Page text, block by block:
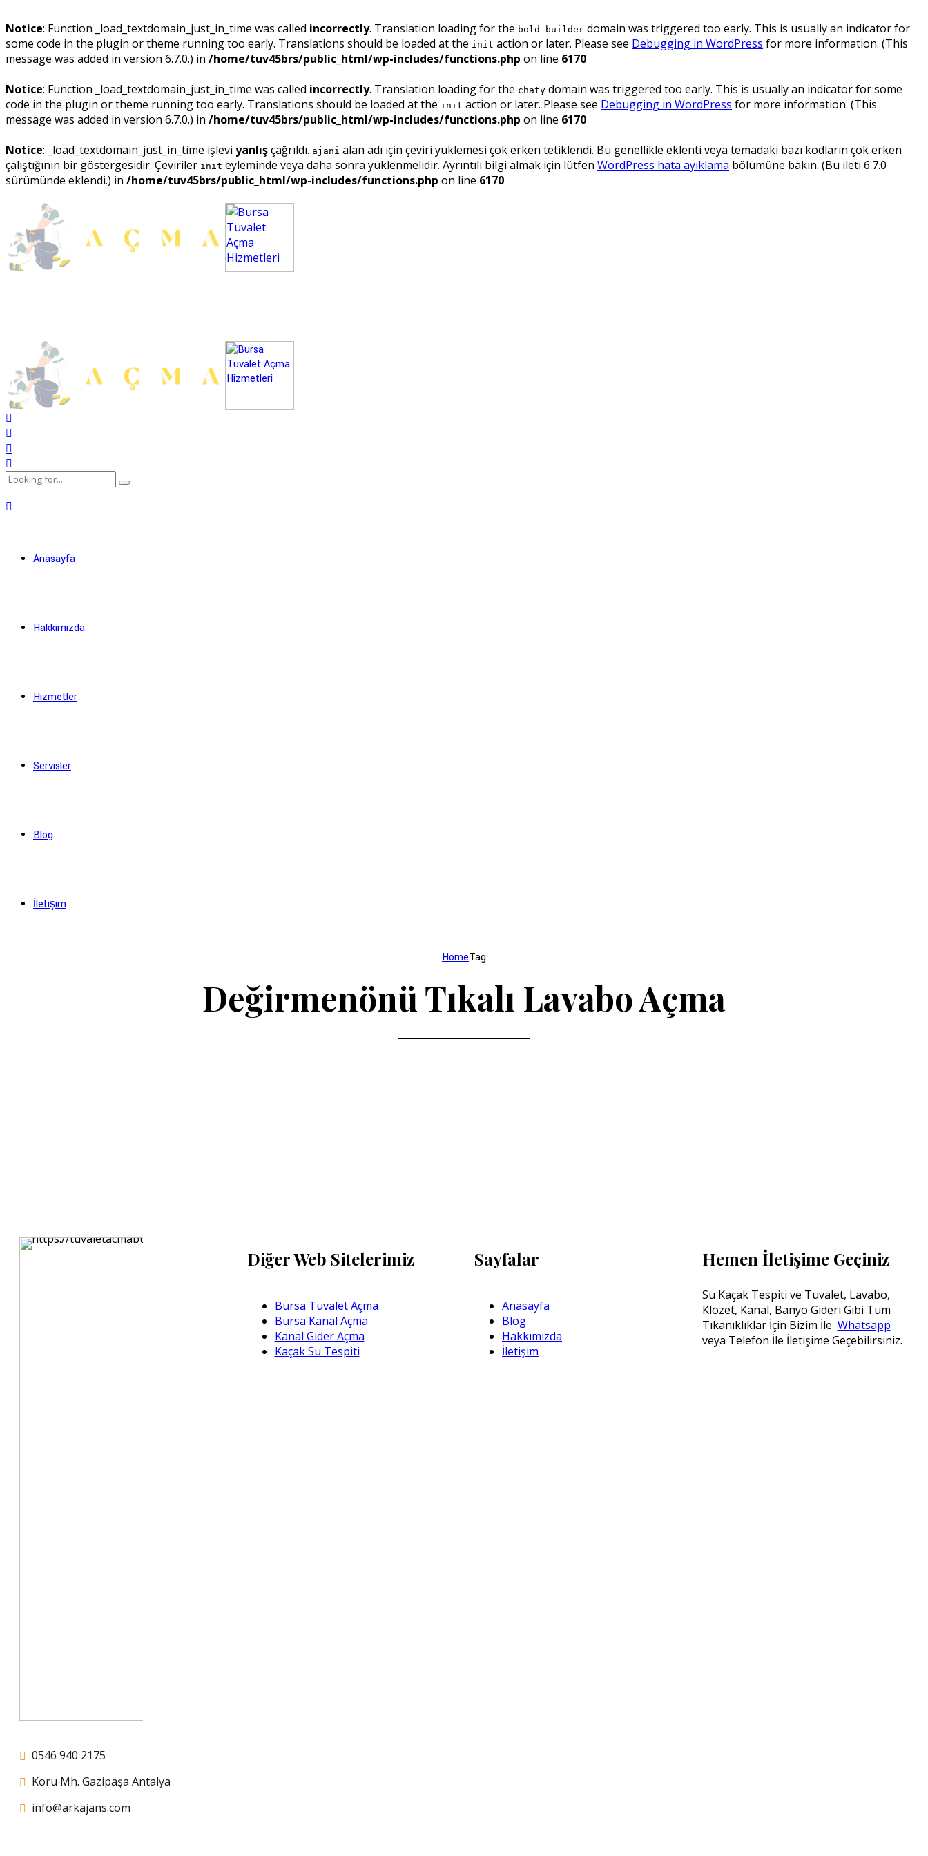
Notice: Function _load_textdomain_just_in_time was called incorrectly. Translation loading for the bold-builder domain was triggered too early. This is usually an indicator for
some code in the plugin or theme running too early. Translations should be loaded at the init action or later. Please see Debugging in WordPress for more information. (This
message was added in version 6.7.0.) in /home/tuv45brs/public_html/wp-includes/functions.php on line 6170
Notice: Function _load_textdomain_just_in_time was called incorrectly. Translation loading for the chaty domain was triggered too early. This is usually an indicator for some
code in the plugin or theme running too early. Translations should be loaded at the init action or later. Please see Debugging in WordPress for more information. (This
message was added in version 6.7.0.) in /home/tuv45brs/public_html/wp-includes/functions.php on line 6170
Notice: _load_textdomain_just_in_time işlevi yanlışçağrıldı. ajani alan adı için çeviri yüklemesi çok erken tetiklendi. Bu genellikle eklenti veya temadaki bazı kodların çok erken
çalıştığının bir göstergesidir. Çeviriler init eyleminde veya daha sonra yüklenmelidir. Ayrıntılı bilgi almak için lütfen WordPress hata ayıklama bölümüne bakın. (Bu ileti 6.7.0
sürümünde eklendi.) in /home/tuv45brs/public_html/wp-includes/functions.php on line 6170
Anasayfa
Hakkımızda
Hizmetler
Servisler
Blog
İletişim
HomeTag
Değirmenönü Tıkalı Lavabo Açma
0546 940 2175
Koru Mh. Gazipaşa Antalya
info@arkajans.com
Diğer Web Sitelerimiz
Bursa Tuvalet Açma
Bursa Kanal Açma
Kanal Gider Açma
Kaçak Su Tespiti
Sayfalar
Anasayfa
Blog
Hakkımızda
İletişim
Hemen İletişime Geçiniz
Su Kaçak Tespiti ve Tuvalet, Lavabo,
Klozet, Kanal, Banyo Gideri Gibi Tüm
Tıkanıklıklar İçin Bizim İle Whatsapp
veya Telefon İle İletişime Geçebilirsiniz.